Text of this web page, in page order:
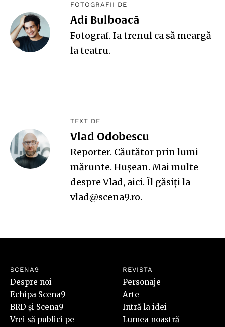
FOTOGRAFII DE
Adi Bulboacă
Fotograf. Ia trenul ca să meargă
la teatru.
TEXT DE
Vlad Odobescu
Reporter. Căutător prin lumi
mărunte. Hușean. Mai multe
despre Vlad, aici. Îl găsiți la
vlad@scena9.ro.
SCENA9
Despre noi
Echipa Scena9
BRD și Scena9
Vrei să publici pe
REVISTA
Personaje
Arte
Intră la idei
Lumea noastră